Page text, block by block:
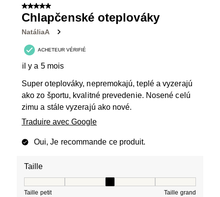
5 sur 5 étoiles.
Chlapčenské oteplováky
NatáliaA
ACHETEUR VÉRIFIÉ
il y a 5 mois
Super oteplováky, nepremokajú, teplé a vyzerajú
ako zo športu, kvalitné prevedenie. Nosené celú
zimu a stále vyzerajú ako nové.
Traduire avec Google
Oui, Je recommande ce produit.
Taille
Taille petit Taille grand